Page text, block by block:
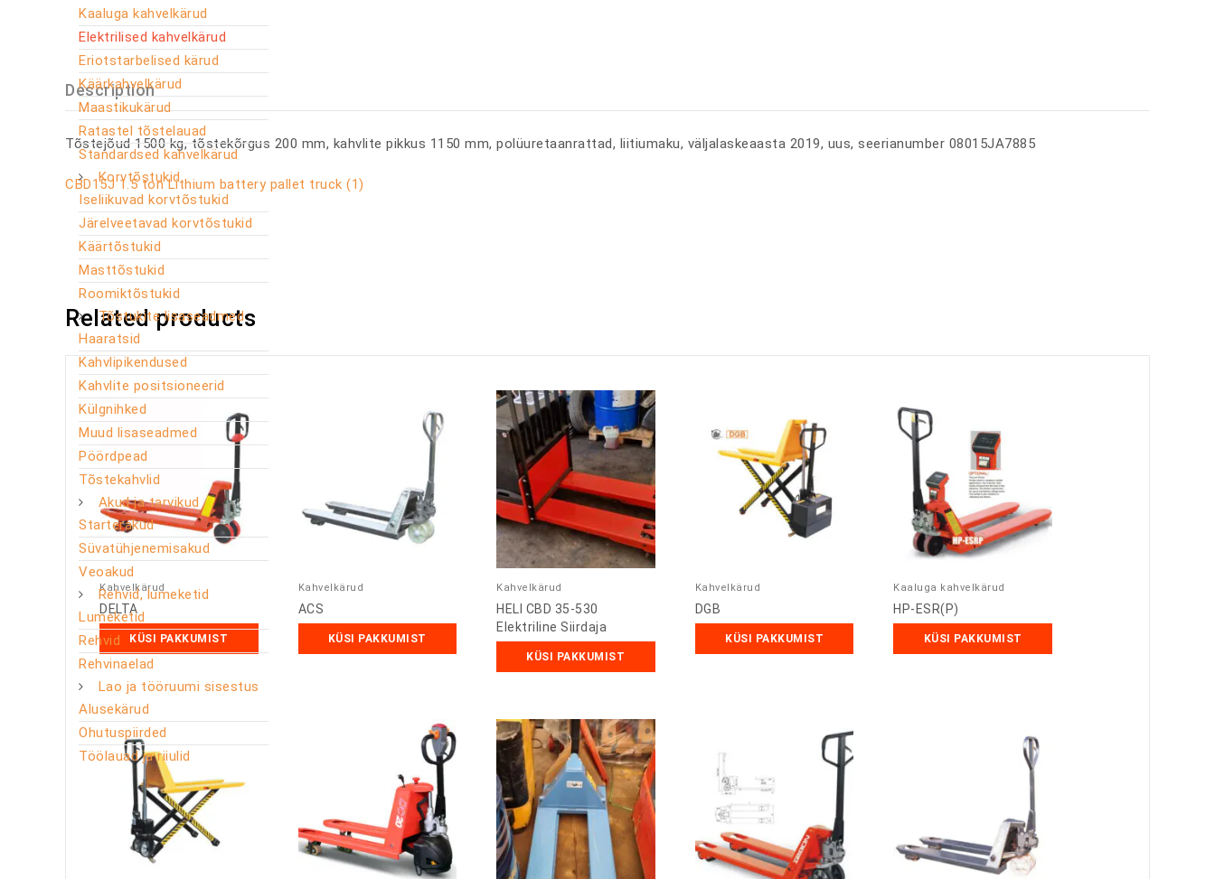
Kaaluga kahvelkärud
Elektrilised kahvelkärud
Eriotstarbelised kärud
Käärkahvelkärud
Maastikukärud
Ratastel tõstelauad
Standardsed kahvelkärud
Korvtõstukid
Iseliikuvad korvtõstukid
Järelveetavad korvtõstukid
Käärtõstukid
Masttõstukid
Roomiktõstukid
Tõstukite lisaseadmed
Haaratsid
Kahvlipikendused
Kahvlite positsioneerid
Külgnihked
Muud lisaseadmed
Pöördpead
Tõstekahvlid
Akud ja tarvikud
Starterakud
Süvatühjenemisakud
Veoakud
Rehvid, lumeketid
Lumeketid
Rehvid
Rehvinaelad
Lao ja tööruumi sisestus
Alusekärud
Ohutuspiirded
Töölauad ja riiulid
Description
Tõstejõud 1500 kg, tõstekõrgus 200 mm, kahvlite pikkus 1150 mm, polüuretaanrattad, liitiumaku, väljalaskeaasta 2019, uus, seerianumber 08015JA7885
CBD15J 1.5 ton Lithium battery pallet truck (1)
Related products
Kahvelkärud
DELTA
KÜSI PAKKUMIST
Kahvelkärud
ACS
KÜSI PAKKUMIST
Kahvelkärud
HELI CBD 35-530
Elektriline Siirdaja
KÜSI PAKKUMIST
Kahvelkärud
DGB
KÜSI PAKKUMIST
Kaaluga kahvelkärud
HP-ESR(P)
KÜSI PAKKUMIST